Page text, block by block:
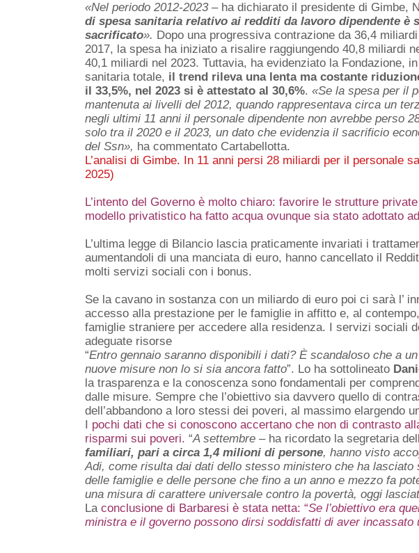
«Nel periodo 2012-2023 – ha dichiarato il presidente di Gimbe,
di spesa sanitaria relativo ai redditi da lavoro dipendente è
sacrificato». Dopo una progressiva contrazione da 36,4
2017, la spesa ha iniziato a risalire raggiungendo 40,8 miliardi
40,1 miliardi nel 2023. Tuttavia, ha evidenziato la Fondazione,
sanitaria totale, il trend rileva una lenta ma costante
il 33,5%, nel 2023 si è attestato al 30,6%. «Se la spesa per il
mantenuta ai livelli del 2012, quando rappresentava circa un
negli ultimi 11 anni il personale dipendente non avrebbe perso
solo tra il 2020 e il 2023, un dato che evidenzia il sacrificio
del Ssn», ha commentato Cartabellotta.
L’analisi di Gimbe. In 11 anni persi 28 miliardi per il personale
2025)
L’intento del Governo è molto chiaro: favorire le strutture
modello privatistico ha fatto acqua ovunque sia stato adottato
L’ultima legge di Bilancio lascia praticamente invariati i
aumentandoli di una manciata di euro, hanno cancellato il
molti servizi sociali con i bonus.
Se la cavano in sostanza con un miliardo di euro poi ci sarà l’
accesso alla prestazione per le famiglie in affitto e, al
famiglie straniere per accedere alla residenza. I servizi sociali
adeguate risorse
“Entro gennaio saranno disponibili i dati? È scandaloso che a
nuove misure non lo si sia ancora fatto”. Lo ha sottolineato
la trasparenza e la conoscenza sono fondamentali per
dalle misure. Sempre che l’obiettivo sia davvero quello di
dell’abbandono a loro stessi dei poveri, al massimo elargendo
pochi dati che si conoscono accertano che non di contrasto
risparmi sui poveri. “A settembre – ha ricordato la segretaria
familiari, pari a circa 1,4 milioni di persone, hanno visto
Adi, come risulta dai dati dello stesso ministero che ha lasciato
delle famiglie e delle persone che fino a un anno e mezzo fa
una misura di carattere universale contro la povertà, oggi
La conclusione di Barbaresi è stata netta: “Se l’obiettivo era
ministra e il governo possono dirsi soddisfatti di aver incassato